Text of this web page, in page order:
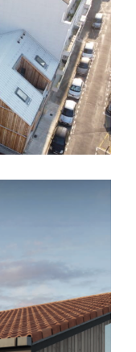
sur-élévation